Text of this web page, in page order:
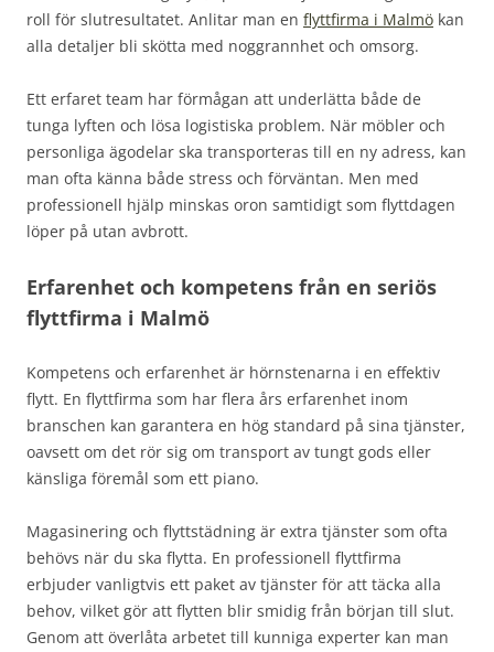
roll för slutresultatet. Anlitar man en flyttfirma i Malmö kan
alla detaljer bli skötta med noggrannhet och omsorg.
Ett erfaret team har förmågan att underlätta både de
tunga lyften och lösa logistiska problem. När möbler och
personliga ägodelar ska transporteras till en ny adress, kan
man ofta känna både stress och förväntan. Men med
professionell hjälp minskas oron samtidigt som flyttdagen
löper på utan avbrott.
Erfarenhet och kompetens från en seriös
flyttfirma i Malmö
Kompetens och erfarenhet är hörnstenarna i en effektiv
flytt. En flyttfirma som har flera års erfarenhet inom
branschen kan garantera en hög standard på sina tjänster,
oavsett om det rör sig om transport av tungt gods eller
känsliga föremål som ett piano.
Magasinering och flyttstädning är extra tjänster som ofta
behövs när du ska flytta. En professionell flyttfirma
erbjuder vanligtvis ett paket av tjänster för att täcka alla
behov, vilket gör att flytten blir smidig från början till slut.
Genom att överlåta arbetet till kunniga experter kan man